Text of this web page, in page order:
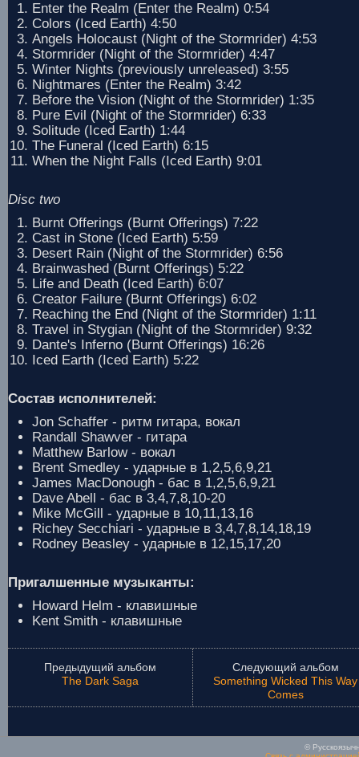
Enter the Realm (Enter the Realm) 0:54
Colors (Iced Earth) 4:50
Angels Holocaust (Night of the Stormrider) 4:53
Stormrider (Night of the Stormrider) 4:47
Winter Nights (previously unreleased) 3:55
Nightmares (Enter the Realm) 3:42
Before the Vision (Night of the Stormrider) 1:35
Pure Evil (Night of the Stormrider) 6:33
Solitude (Iced Earth) 1:44
The Funeral (Iced Earth) 6:15
When the Night Falls (Iced Earth) 9:01
Disc two
Burnt Offerings (Burnt Offerings) 7:22
Cast in Stone (Iced Earth) 5:59
Desert Rain (Night of the Stormrider) 6:56
Brainwashed (Burnt Offerings) 5:22
Life and Death (Iced Earth) 6:07
Creator Failure (Burnt Offerings) 6:02
Reaching the End (Night of the Stormrider) 1:11
Travel in Stygian (Night of the Stormrider) 9:32
Dante's Inferno (Burnt Offerings) 16:26
Iced Earth (Iced Earth) 5:22
Состав исполнителей:
Jon Schaffer - ритм гитара, вокал
Randall Shawver - гитара
Matthew Barlow - вокал
Brent Smedley - ударные в 1,2,5,6,9,21
James MacDonough - бас в 1,2,5,6,9,21
Dave Abell - бас в 3,4,7,8,10-20
Mike McGill - ударные в 10,11,13,16
Richey Secchiari - ударные в 3,4,7,8,14,18,19
Rodney Beasley - ударные в 12,15,17,20
Пригалшенные музыканты:
Howard Helm - клавишные
Kent Smith - клавишные
Предыдущий альбом
The Dark Saga
Следующий альбом
Something Wicked This Way
Comes
©